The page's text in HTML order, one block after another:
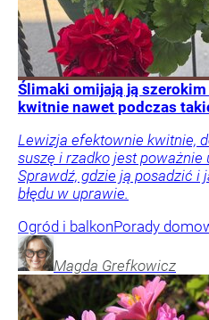
Ślimaki omijają ją
kwitnie nawet podczas
Lewizja efektownie kwitnie,
suszę i rzadko jest poważnie
Sprawdź, gdzie ją posadzić i
błędu w uprawie.
Ogród i balkonPorady
Magda Grefkowicz